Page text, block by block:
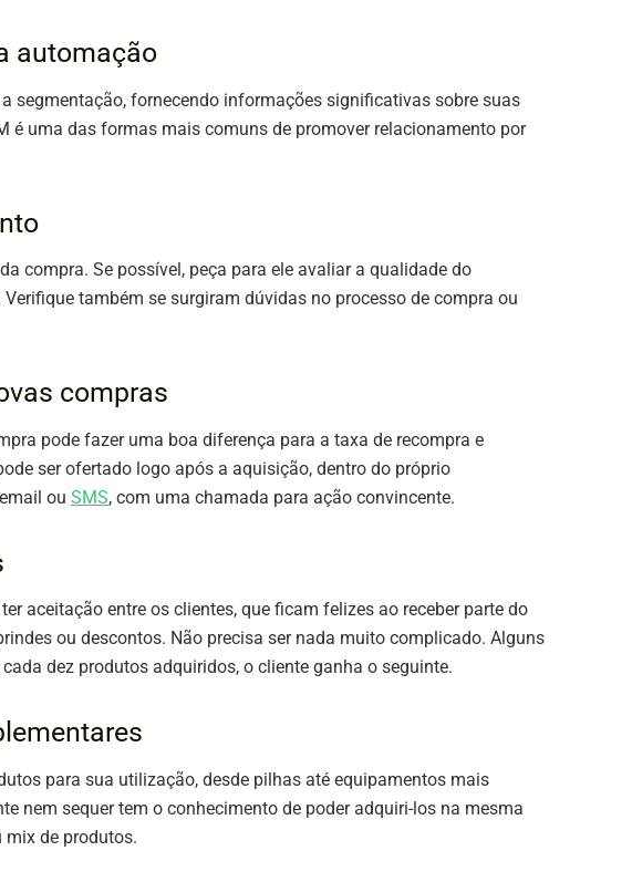
automação
segmentação, fornecendo informações significativas sobre suas
é uma das formas mais comuns de promover relacionamento por
compra. Se possível, peça para ele avaliar a qualidade do
também se surgiram dúvidas no processo de compra ou
compras
pode fazer uma boa diferença para a taxa de recompra e
ser ofertado logo após a aquisição, dentro do próprio
ou SMS, com uma chamada para ação convincente.
aceitação entre os clientes, que ficam felizes ao receber parte do
ou descontos. Não precisa ser nada muito complicado. Alguns
dez produtos adquiridos, o cliente ganha o seguinte.
para sua utilização, desde pilhas até equipamentos mais
nem sequer tem o conhecimento de poder adquiri-los na mesma
mix de produtos.